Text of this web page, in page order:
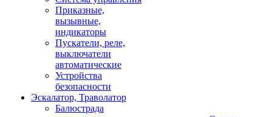
Приказные,
вызывные,
индикаторы
Пускатели, реле,
выключатели
автоматические
Устройства
безопасности
Эскалатор, Траволатор
Балюстрада